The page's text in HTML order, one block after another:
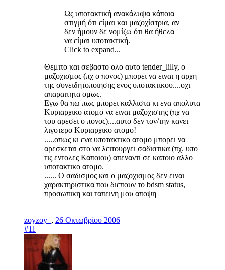
Ως υποτακτική ανακάλυψα κάποια
στιγμή ότι είμαι και μαζοχίστρια, αν
δεν ήμουν δε νομίζω ότι θα ήθελα
να είμαι υποτακτική.
Click to expand...
Θεμιτο και σεβαστο ολο αυτο tender_lilly, ο
μαζοχισμος (πχ ο πονος) μπορει να ειναι η αρχη
της συνειδητοποιησης ενος υποτακτικου....οχι
απαραιτητα ομως.
Εγω θα πω πως μπορει καλλιστα κι ενα απολυτα
Κυριαρχικο ατομο να ειναι μαζοχιστης (πχ να
του αρεσει ο πονος)....αυτο δεν τον/την κανει
λιγοτερο Κυριαρχικο ατομο!
.....οπως κι ενα υποτακτικο ατομο μπορει να
αρεσκεται στο να λειτουργει σαδιστικα (πχ. υπο
τις εντολες Καποιου) απεναντι σε καποιο αλλο
υποτακτικο ατομο.
...... Ο σαδισμος και ο μαζοχισμος δεν ειναι
χαρακτηριστικα που διεπουν το bdsm status,
προσωπικη και ταπεινη μου αποψη
zoyzoy_ , 26 Οκτωβρίου 2006
#11